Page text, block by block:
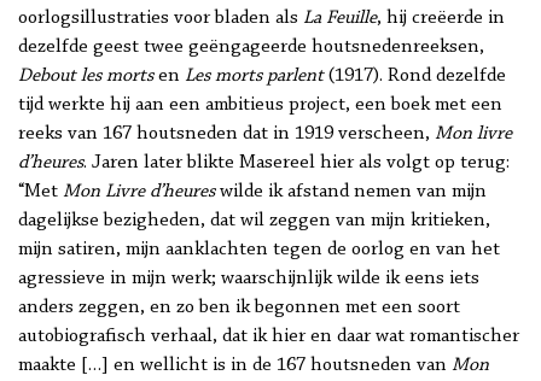
oorlogsillustraties voor bladen als La Feuille, hij creëerde in
dezelfde geest twee geëngageerde houtsnedenreeksen,
Debout les mortsen Les morts parlent(1917). Rond dezelfde
tijd werkte hij aan een ambitieus project, een boek met een
reeks van 167 houtsneden dat in 1919 verscheen, Mon livre
d’heures. Jaren later blikte Masereel hier als volgt op terug:
“Met Mon Livre d’heureswilde ik afstand nemen van mijn
dagelijkse bezigheden, dat wil zeggen van mijn kritieken,
mijn satiren, mijn aanklachten tegen de oorlog en van het
agressieve in mijn werk; waarschijnlijk wilde ik eens iets
anders zeggen, en zo ben ik begonnen met een soort
autobiografisch verhaal, dat ik hier en daar wat romantischer
maakte […] en wellicht is in de 167 houtsneden van Mon